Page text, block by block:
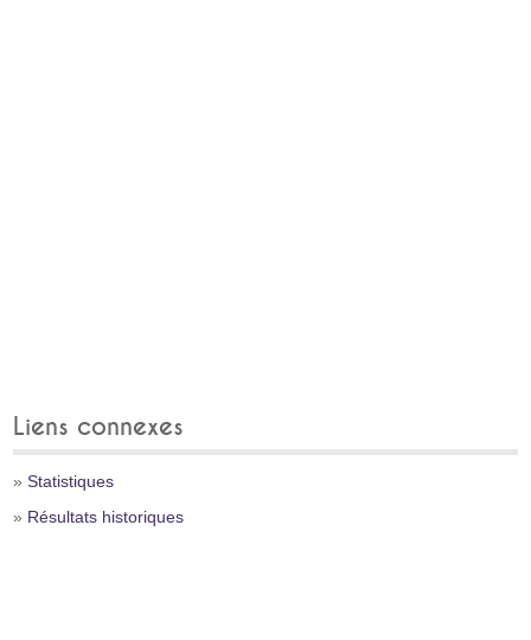
Liens connexes
»Statistiques
» Résultats historiques